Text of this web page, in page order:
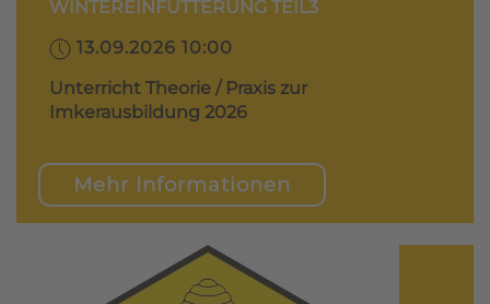
WINTEREINFÜTTERUNG TEIL3
13.09.2026 10:00
Unterricht Theorie / Praxis zur
Imkerausbildung 2026
Mehr Informationen